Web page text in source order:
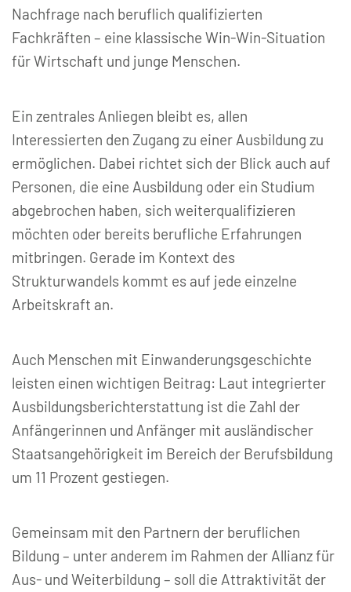
Nachfrage nach beruflich qualifizierten
Fachkräften – eine klassische Win-Win-Situation
für Wirtschaft und junge Menschen.
Ein zentrales Anliegen bleibt es, allen
Interessierten den Zugang zu einer Ausbildung zu
ermöglichen. Dabei richtet sich der Blick auch auf
Personen, die eine Ausbildung oder ein Studium
abgebrochen haben, sich weiterqualifizieren
möchten oder bereits berufliche Erfahrungen
mitbringen. Gerade im Kontext des
Strukturwandels kommt es auf jede einzelne
Arbeitskraft an.
Auch Menschen mit Einwanderungsgeschichte
leisten einen wichtigen Beitrag: Laut integrierter
Ausbildungsberichterstattung ist die Zahl der
Anfängerinnen und Anfänger mit ausländischer
Staatsangehörigkeit im Bereich der Berufsbildung
um 11 Prozent gestiegen.
Gemeinsam mit den Partnern der beruflichen
Bildung – unter anderem im Rahmen der Allianz für
Aus- und Weiterbildung – soll die Attraktivität der